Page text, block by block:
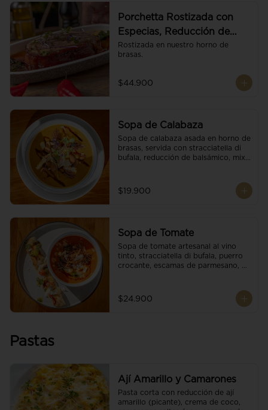
Porchetta Rostizada con
Especias, Reducción de
Panela y Vino
Rostizada en nuestro horno de
brasas.
$44.900
Sopa de Calabaza
Sopa de calabaza asada en horno de
brasas, servida con stracciatella di
bufala, reducción de balsámico, mix
$19.900
Sopa de Tomate
Sopa de tomate artesanal al vino
tinto, stracciatella di bufala, puerro
crocante, escamas de parmesano,
Acompañado de un tostón de pan
focaccia.
$24.900
Pastas
Ají Amarillo y Camarones
Pasta corta con reducción de ají
amarillo (picante), crema de coco,